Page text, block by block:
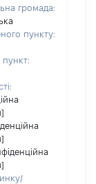
громада:
пункту: